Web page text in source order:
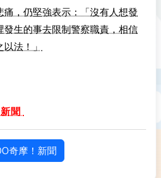
痛，仍堅強表示：「沒有人想發
發生的事去限制警察職責，相信
法！」
聞
奇摩！新聞